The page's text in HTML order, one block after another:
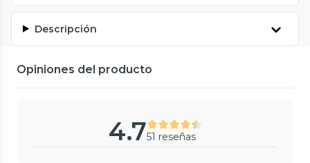
Descripción
Opiniones del producto
4.751 reseñas